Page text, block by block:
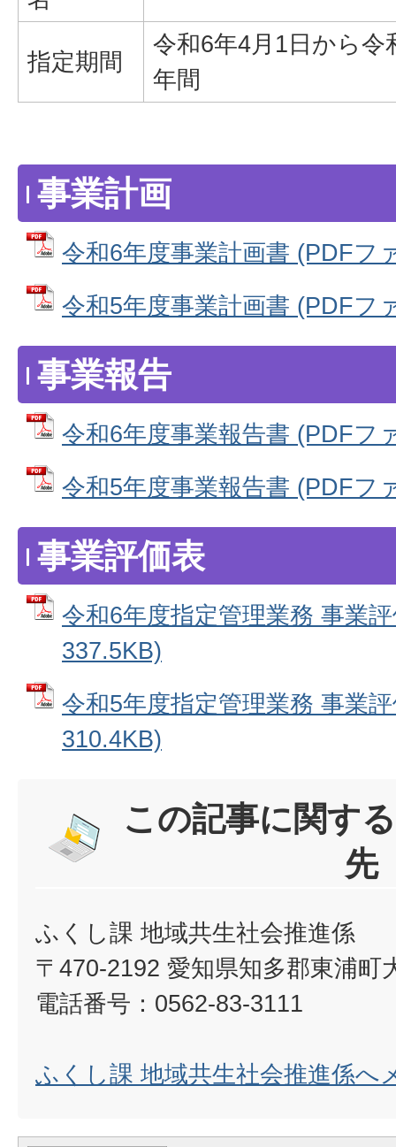
指定期間
令和6年4月1日から
年間
事業計画
令和6年度事業計画書 (PDFフ
令和5年度事業計画書 (PDFフ
事業報告
令和6年度事業報告書 (PDFフ
令和5年度事業報告書 (PDFフ
事業評価表
令和6年度指定管理業務 事業
337.5KB)
令和5年度指定管理業務 事業
310.4KB)
この記事に関す
先
ふくし課 地域共生社会推進係
〒470-2192 愛知県知多郡東浦町
電話番号：0562-83-3111
ふくし課 地域共生社会推進係へ